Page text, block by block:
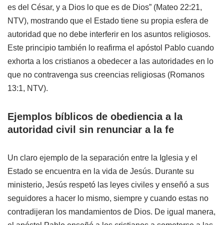
es del César, y a Dios lo que es de Dios” (Mateo 22:21,
NTV), mostrando que el Estado tiene su propia esfera de
autoridad que no debe interferir en los asuntos religiosos.
Este principio también lo reafirma el apóstol Pablo cuando
exhorta a los cristianos a obedecer a las autoridades en lo
que no contravenga sus creencias religiosas (Romanos
13:1, NTV).
Ejemplos bíblicos de obediencia a la
autoridad civil sin renunciar a la fe
Un claro ejemplo de la separación entre la Iglesia y el
Estado se encuentra en la vida de Jesús. Durante su
ministerio, Jesús respetó las leyes civiles y enseñó a sus
seguidores a hacer lo mismo, siempre y cuando estas no
contradijeran los mandamientos de Dios. De igual manera,